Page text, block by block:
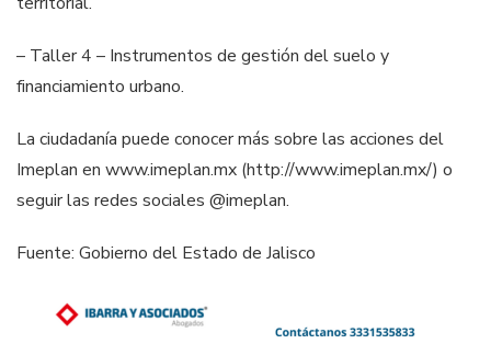
– Taller 4 – Instrumentos de gestión del suelo y
financiamiento urbano.
La ciudadanía puede conocer más sobre las acciones del
Imeplan en www.imeplan.mx (http://www.imeplan.mx/) o
seguir las redes sociales @imeplan.
Fuente: Gobierno del Estado de Jalisco